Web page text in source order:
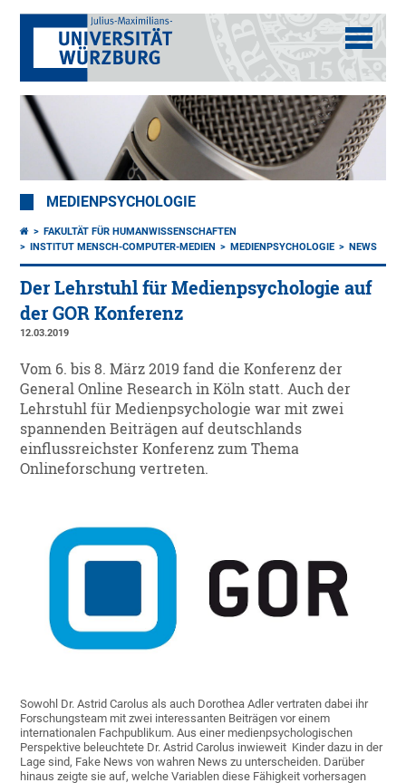
MEDIENPSYCHOLOGIE
FAKULTÄT FÜR HUMANWISSENSCHAFTEN
INSTITUT MENSCH-COMPUTER-MEDIEN
MEDIENPSYCHOLOGIE NEWS
Der Lehrstuhl für Medienpsychologie auf
der GOR Konferenz
12.03.2019
Vom 6. bis 8. März 2019 fand die Konferenz der
General Online Research in Köln statt. Auch der
Lehrstuhl für Medienpsychologie war mit zwei
spannenden Beiträgen auf deutschlands
einflussreichster Konferenz zum Thema
Onlineforschung vertreten.
Sowohl Dr. Astrid Carolus als auch Dorothea Adler vertraten dabei ihr
Forschungsteam mit zwei interessanten Beiträgen vor einem
internationalen Fachpublikum. Aus einer medienpsychologischen
Perspektive beleuchtete Dr. Astrid Carolus inwieweit Kinder dazu in der
Lage sind, Fake News von wahren News zu unterscheiden. Darüber
hinaus zeigte sie auf, welche Variablen diese Fähigkeit vorhersagen